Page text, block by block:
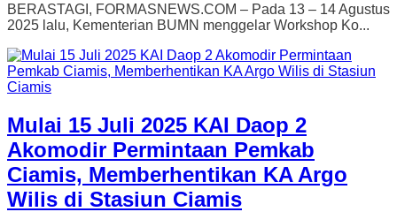
BERASTAGI, FORMASNEWS.COM – Pada 13 – 14 Agustus
2025 lalu, Kementerian BUMN menggelar Workshop Ko...
Mulai 15 Juli 2025 KAI Daop 2
Akomodir Permintaan Pemkab
Ciamis, Memberhentikan KA Argo
Wilis di Stasiun Ciamis